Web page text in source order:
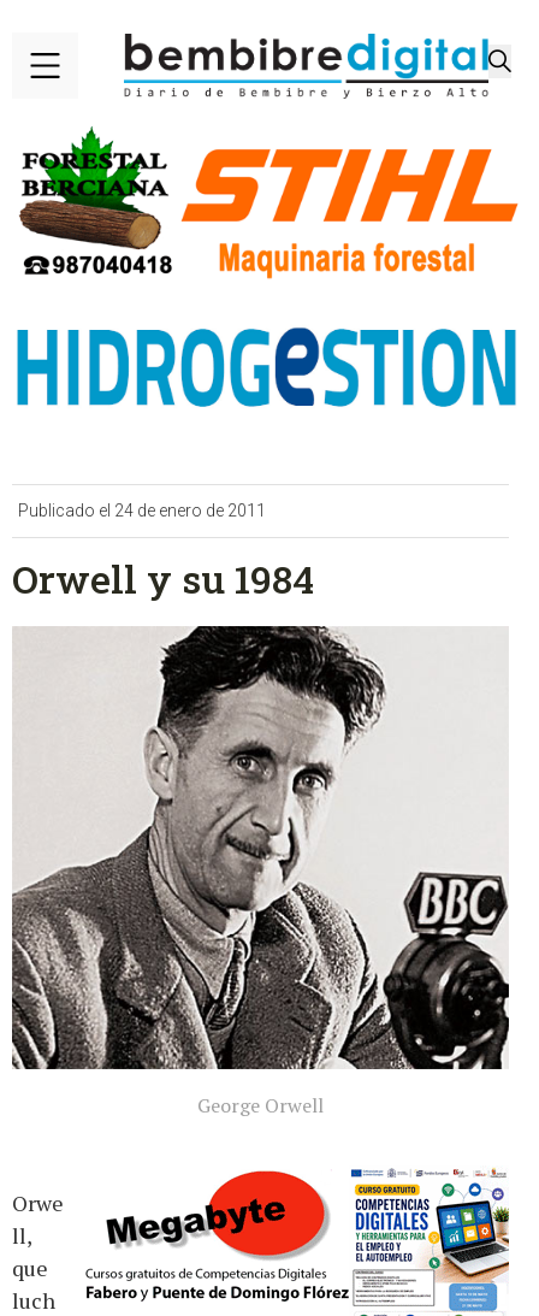
Publicado el 24 de enero de 2011
Orwell y su 1984
George Orwell
Orwe
ll,
que
luch